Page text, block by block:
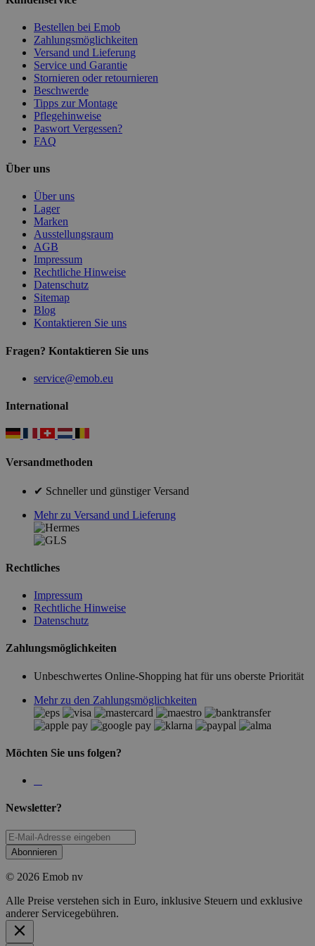
Bestellen bei Emob
Zahlungsmöglichkeiten
Versand und Lieferung
Service und Garantie
Stornieren oder retournieren
Beschwerde
Tipps zur Montage
Pflegehinweise
Paswort Vergessen?
FAQ
Über uns
Über uns
Lager
Marken
Ausstellungsraum
AGB
Impressum
Rechtliche Hinweise
Datenschutz
Sitemap
Blog
Kontaktieren Sie uns
Fragen? Kontaktieren Sie uns
service@emob.eu
International
Versandmethoden
✔ Schneller und günstiger Versand
Mehr zu Versand und Lieferung
Rechtliches
Impressum
Rechtliche Hinweise
Datenschutz
Zahlungsmöglichkeiten
Unbeschwertes Online-Shopping hat für uns oberste Priorität
Mehr zu den Zahlungsmöglichkeiten
Möchten Sie uns folgen?
Newsletter?
Abonnieren
© 2026 Emob nv
Alle Preise verstehen sich in Euro, inklusive Steuern und exklusive
anderer Servicegebühren.